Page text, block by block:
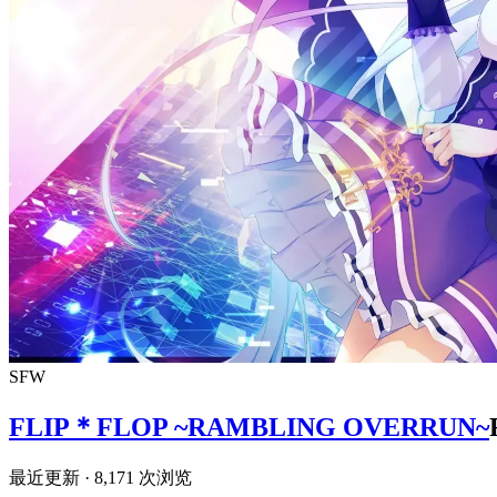
SFW
FLIP＊FLOP ~RAMBLING OVERRUN~
最近更新 · 8,171 次浏览